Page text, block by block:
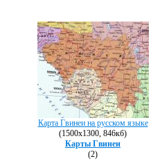
Карта Гвинеи на русском языке
(1500х1300, 846кб)
Карты Гвинеи
(2)